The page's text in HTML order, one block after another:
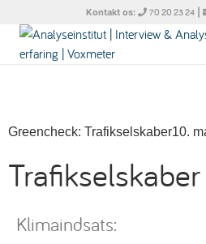
Kontakt os: 70 20 23 24 |
Greencheck: Trafikselskaber10.
Trafikselskaber
Klimaindsats: